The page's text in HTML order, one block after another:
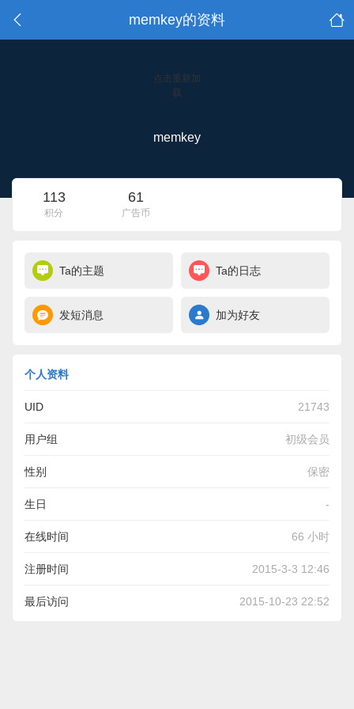
memkey的资料
点击重新加
载
memkey
113
积分
61
广告币
Ta的主题 Ta的日志
发短消息 加为好友
个人资料
UID 21743
用户组 初级会员
性别 保密
生日 -
在线时间 66 小时
注册时间 2015-3-3 12:46
最后访问 2015-10-23 22:52